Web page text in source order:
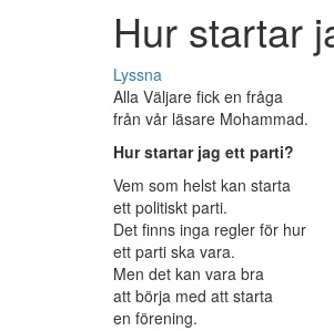
Hur startar
Lyssna
Alla Väljare fick en fråga
från vår läsare Mohammad.
Hur startar jag ett parti?
Vem som helst kan starta
ett politiskt parti.
Det finns inga regler för hur
ett parti ska vara.
Men det kan vara bra
att börja med att starta
en förening.